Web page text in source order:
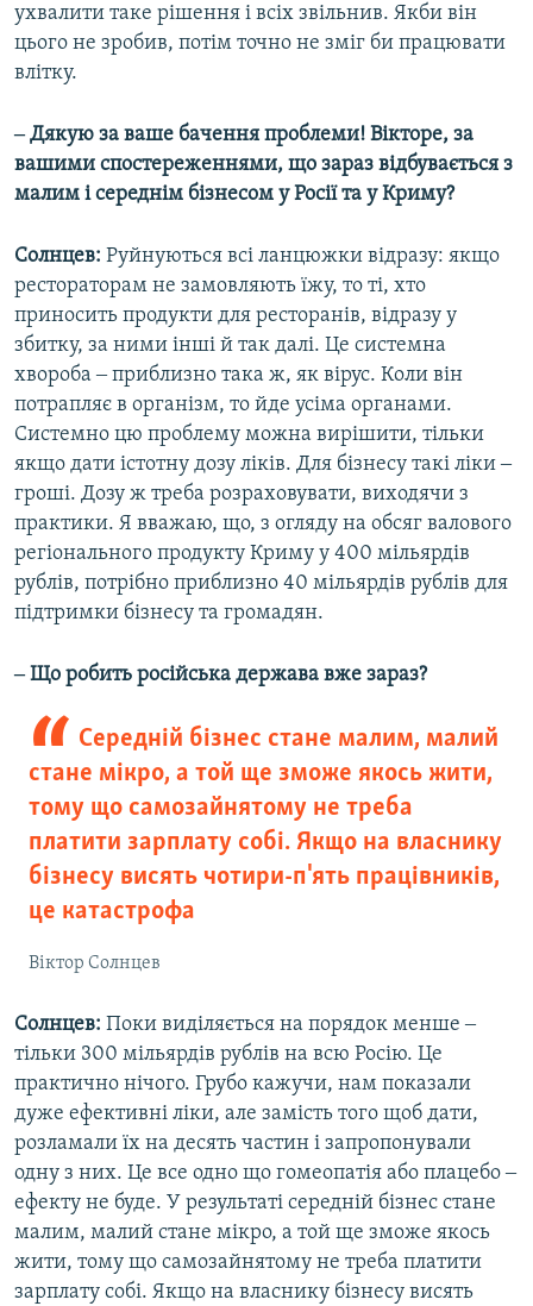
ухвалити таке рішення і всіх звільнив. Якби він
цього не зробив, потім точно не зміг би працювати
влітку.
‒ Дякую за ваше бачення проблеми! Вікторе, за
вашими спостереженнями, що зараз відбувається з
малим і середнім бізнесом у Росії та у Криму?
Солнцев: Руйнуються всі ланцюжки відразу: якщо
рестораторам не замовляють їжу, то ті, хто
приносить продукти для ресторанів, відразу у
збитку, за ними інші й так далі. Це системна
хвороба ‒ приблизно така ж, як вірус. Коли він
потрапляє в організм, то йде усіма органами.
Системно цю проблему можна вирішити, тільки
якщо дати істотну дозу ліків. Для бізнесу такі ліки ‒
гроші. Дозу ж треба розраховувати, виходячи з
практики. Я вважаю, що, з огляду на обсяг валового
регіонального продукту Криму у 400 мільярдів
рублів, потрібно приблизно 40 мільярдів рублів для
підтримки бізнесу та громадян.
‒ Що робить російська держава вже зараз?
Середній бізнес стане малим, малий
стане мікро, а той ще зможе якось жити,
тому що самозайнятому не треба
платити зарплату собі. Якщо на власнику
бізнесу висять чотири-п'ять працівників,
це катастрофа
Віктор Солнцев
Солнцев: Поки виділяється на порядок менше ‒
тільки 300 мільярдів рублів на всю Росію. Це
практично нічого. Грубо кажучи, нам показали
дуже ефективні ліки, але замість того щоб дати,
розламали їх на десять частин і запропонували
одну з них. Це все одно що гомеопатія або плацебо ‒
ефекту не буде. У результаті середній бізнес стане
малим, малий стане мікро, а той ще зможе якось
жити, тому що самозайнятому не треба платити
зарплату собі. Якщо на власнику бізнесу висять